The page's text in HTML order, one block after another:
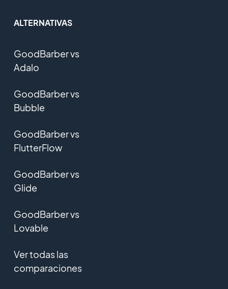
ALTERNATIVAS
GoodBarber vs
Adalo
GoodBarber vs
Bubble
GoodBarber vs
FlutterFlow
GoodBarber vs
Glide
GoodBarber vs
Lovable
Ver todas las
comparaciones